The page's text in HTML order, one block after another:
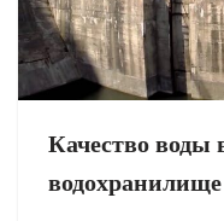
Качество воды